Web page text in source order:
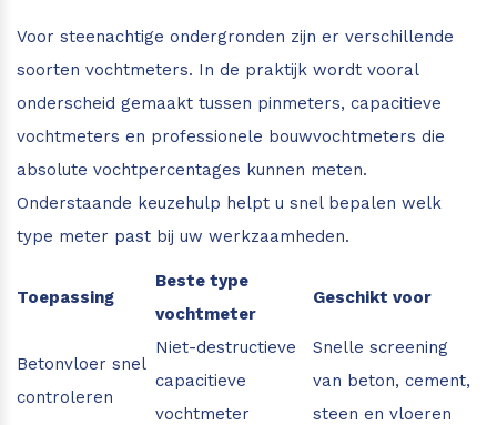
Voor steenachtige ondergronden zijn er verschillende
soorten vochtmeters. In de praktijk wordt vooral
onderscheid gemaakt tussen pinmeters, capacitieve
vochtmeters en professionele bouwvochtmeters die
absolute vochtpercentages kunnen meten.
Onderstaande keuzehulp helpt u snel bepalen welk
type meter past bij uw werkzaamheden.
Toepassing
Beste type
vochtmeter
Geschikt voor
Betonvloer snel
controleren
Niet-destructieve
capacitieve
vochtmeter
Snelle screening
van beton, cement,
steen en vloeren